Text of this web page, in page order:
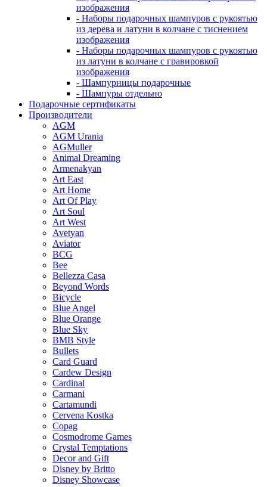
изображения
- Наборы подарочных шампуров с рукоятью
из дерева и латуни в колчане с тиснением
изображения
- Наборы подарочных шампуров с рукоятью
из латуни в колчане с гравировкой
изображения
- Шампурницы подарочные
- Шампуры отдельно
Подарочные сертификаты
Производители
AGM
AGM Urania
AGMuller
Animal Dreaming
Armenakyan
Art East
Art Home
Art Of Play
Art Soul
Art West
Avetyan
Aviator
BCG
Bee
Bellezza Casa
Beyond Words
Bicycle
Blue Angel
Blue Orange
Blue Sky
BMB Style
Bullets
Card Guard
Cardew Design
Cardinal
Carmani
Cartamundi
Cervena Kostka
Copag
Cosmodrome Games
Crystal Temptations
Decor and Gift
Disney by Britto
Disney Showcase